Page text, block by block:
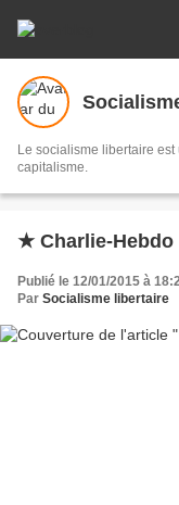
Le socialisme libertaire est
capitalisme.
★ Charlie-Hebdo
Publié le 12/01/2015 à
Par Socialisme libertaire